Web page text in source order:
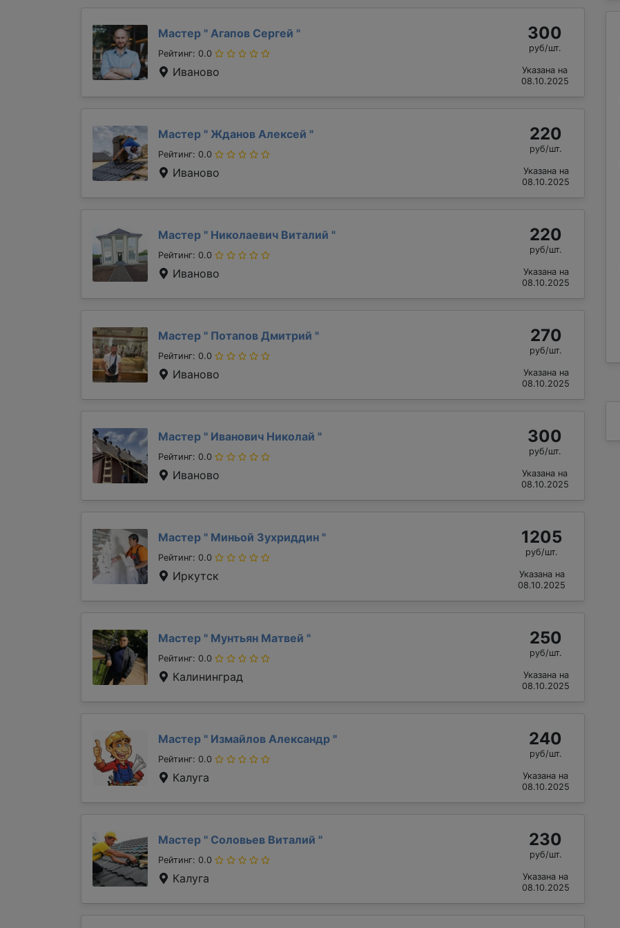
Мастер " Агапов Сергей "
Рейтинг: 0.0
Иваново
300
руб/шт.
Указана на
08.10.2025
Мастер " Жданов Алексей "
Рейтинг: 0.0
Иваново
220
руб/шт.
Указана на
08.10.2025
Мастер " Николаевич Виталий "
Рейтинг: 0.0
Иваново
220
руб/шт.
Указана на
08.10.2025
Мастер " Потапов Дмитрий "
Рейтинг: 0.0
Иваново
270
руб/шт.
Указана на
08.10.2025
Мастер " Иванович Николай "
Рейтинг: 0.0
Иваново
300
руб/шт.
Указана на
08.10.2025
Мастер " Миньой Зухриддин "
Рейтинг: 0.0
Иркутск
1205
руб/шт.
Указана на
08.10.2025
Мастер " Мунтьян Матвей "
Рейтинг: 0.0
Калининград
250
руб/шт.
Указана на
08.10.2025
Мастер " Измайлов Александр "
Рейтинг: 0.0
Калуга
240
руб/шт.
Указана на
08.10.2025
Мастер " Соловьев Виталий "
Рейтинг: 0.0
Калуга
230
руб/шт.
Указана на
08.10.2025